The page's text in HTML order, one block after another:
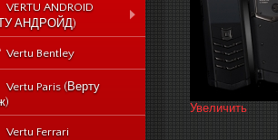
VERTU ANDROID
АНДРОЙД)
Vertu Signature
Touch
Constellation X duos
- смартфон Верту
икс на две
карты
Vertu Bentley
Vertu Paris (Верту
Vertu Ferrari
Увеличить